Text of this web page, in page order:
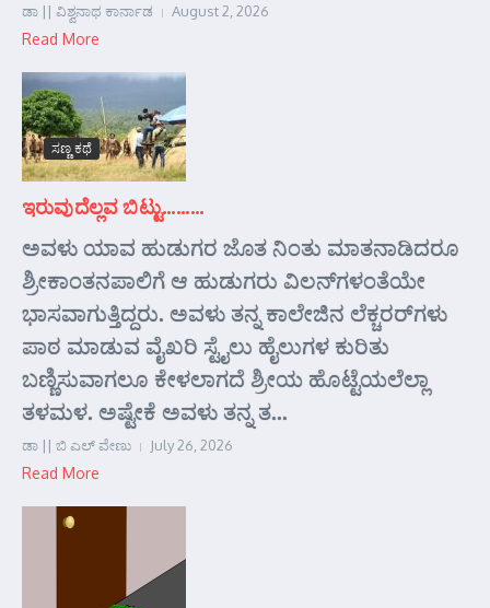
ಡಾ || ವಿಶ್ವನಾಥ ಕಾರ್ನಾಡ August 2, 2026
Read More
ಸಣ್ಣ ಕಥೆ
ಇರುವುದೆಲ್ಲವ ಬಿಟ್ಟು………
ಅವಳು ಯಾವ ಹುಡುಗರ ಜೊತ ನಿಂತು ಮಾತನಾಡಿದರೂ
ಶ್ರೀಕಾಂತನಪಾಲಿಗೆ ಆ ಹುಡುಗರು ವಿಲನ್‌ಗಳಂತೆಯೇ
ಭಾಸವಾಗುತ್ತಿದ್ದರು. ಅವಳು ತನ್ನ ಕಾಲೇಜಿನ ಲೆಕ್ಚರರ್‌ಗಳು
ಪಾಠ ಮಾಡುವ ವೈಖರಿ ಸ್ಟೈಲು ಹೈಲುಗಳ ಕುರಿತು
ಬಣ್ಣಿಸುವಾಗಲೂ ಕೇಳಲಾಗದೆ ಶ್ರೀಯ ಹೊಟ್ಟೆಯಲೆಲ್ಲಾ
ತಳಮಳ. ಅಷ್ಟೇಕೆ ಅವಳು ತನ್ನ ತ...
ಡಾ || ಬಿ ಎಲ್ ವೇಣು July 26, 2026
Read More